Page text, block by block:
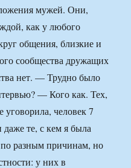
мужей. Они,
как у любого
общения, близкие и
сообщества дружащих
нет. — Трудно было
— Кого как. Тех,
уговорила, человек 7
даже те, с кем я была
по разным причинам, но
у них в